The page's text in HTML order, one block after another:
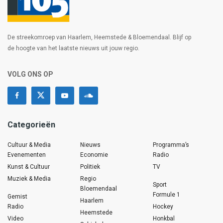
De streekomroep van Haarlem, Heemstede & Bloemendaal. Blijf op
de hoogte van het laatste nieuws uit jouw regio.
VOLG ONS OP
Categorieën
Cultuur & Media
Evenementen
Kunst & Cultuur
Muziek & Media
Gemist
Radio
Video
Nieuws
Economie
Politiek
Regio
Bloemendaal
Haarlem
Heemstede
Programma’s
Radio
TV
Sport
Formule 1
Hockey
Honkbal